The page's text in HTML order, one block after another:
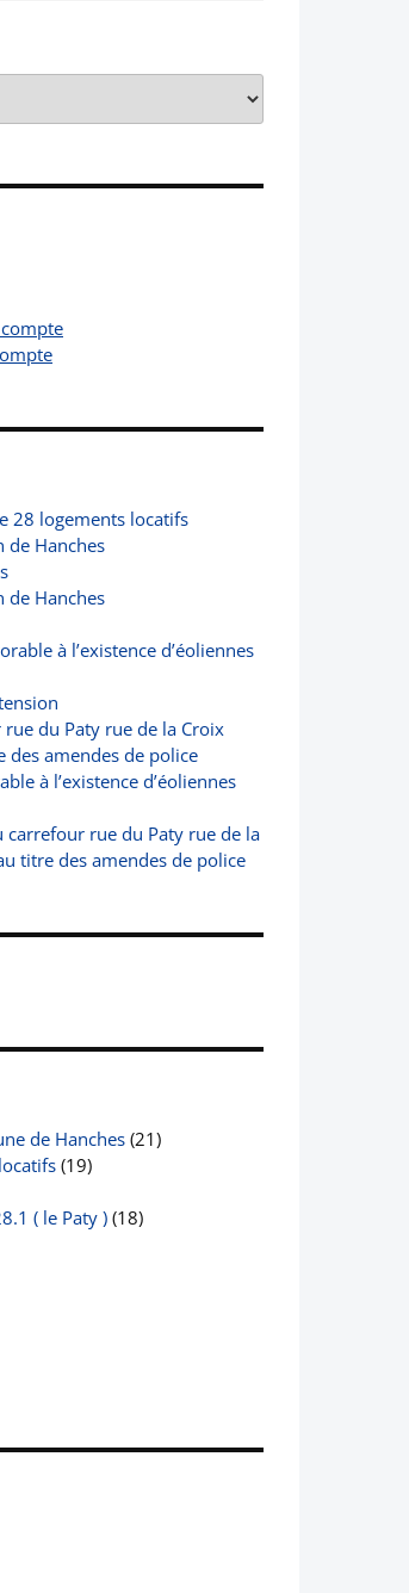
28 logements locatifs
de Hanches
de Hanches
à l’existence d’éoliennes
du Paty rue de la Croix
des amendes de police
à l’existence d’éoliennes
carrefour rue du Paty rue de la
titre des amendes de police
de Hanches (21)
(19)
( le Paty ) (18)